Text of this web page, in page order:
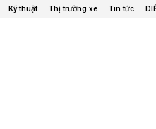
Kỹ thuật Thị trường xe Tin tức